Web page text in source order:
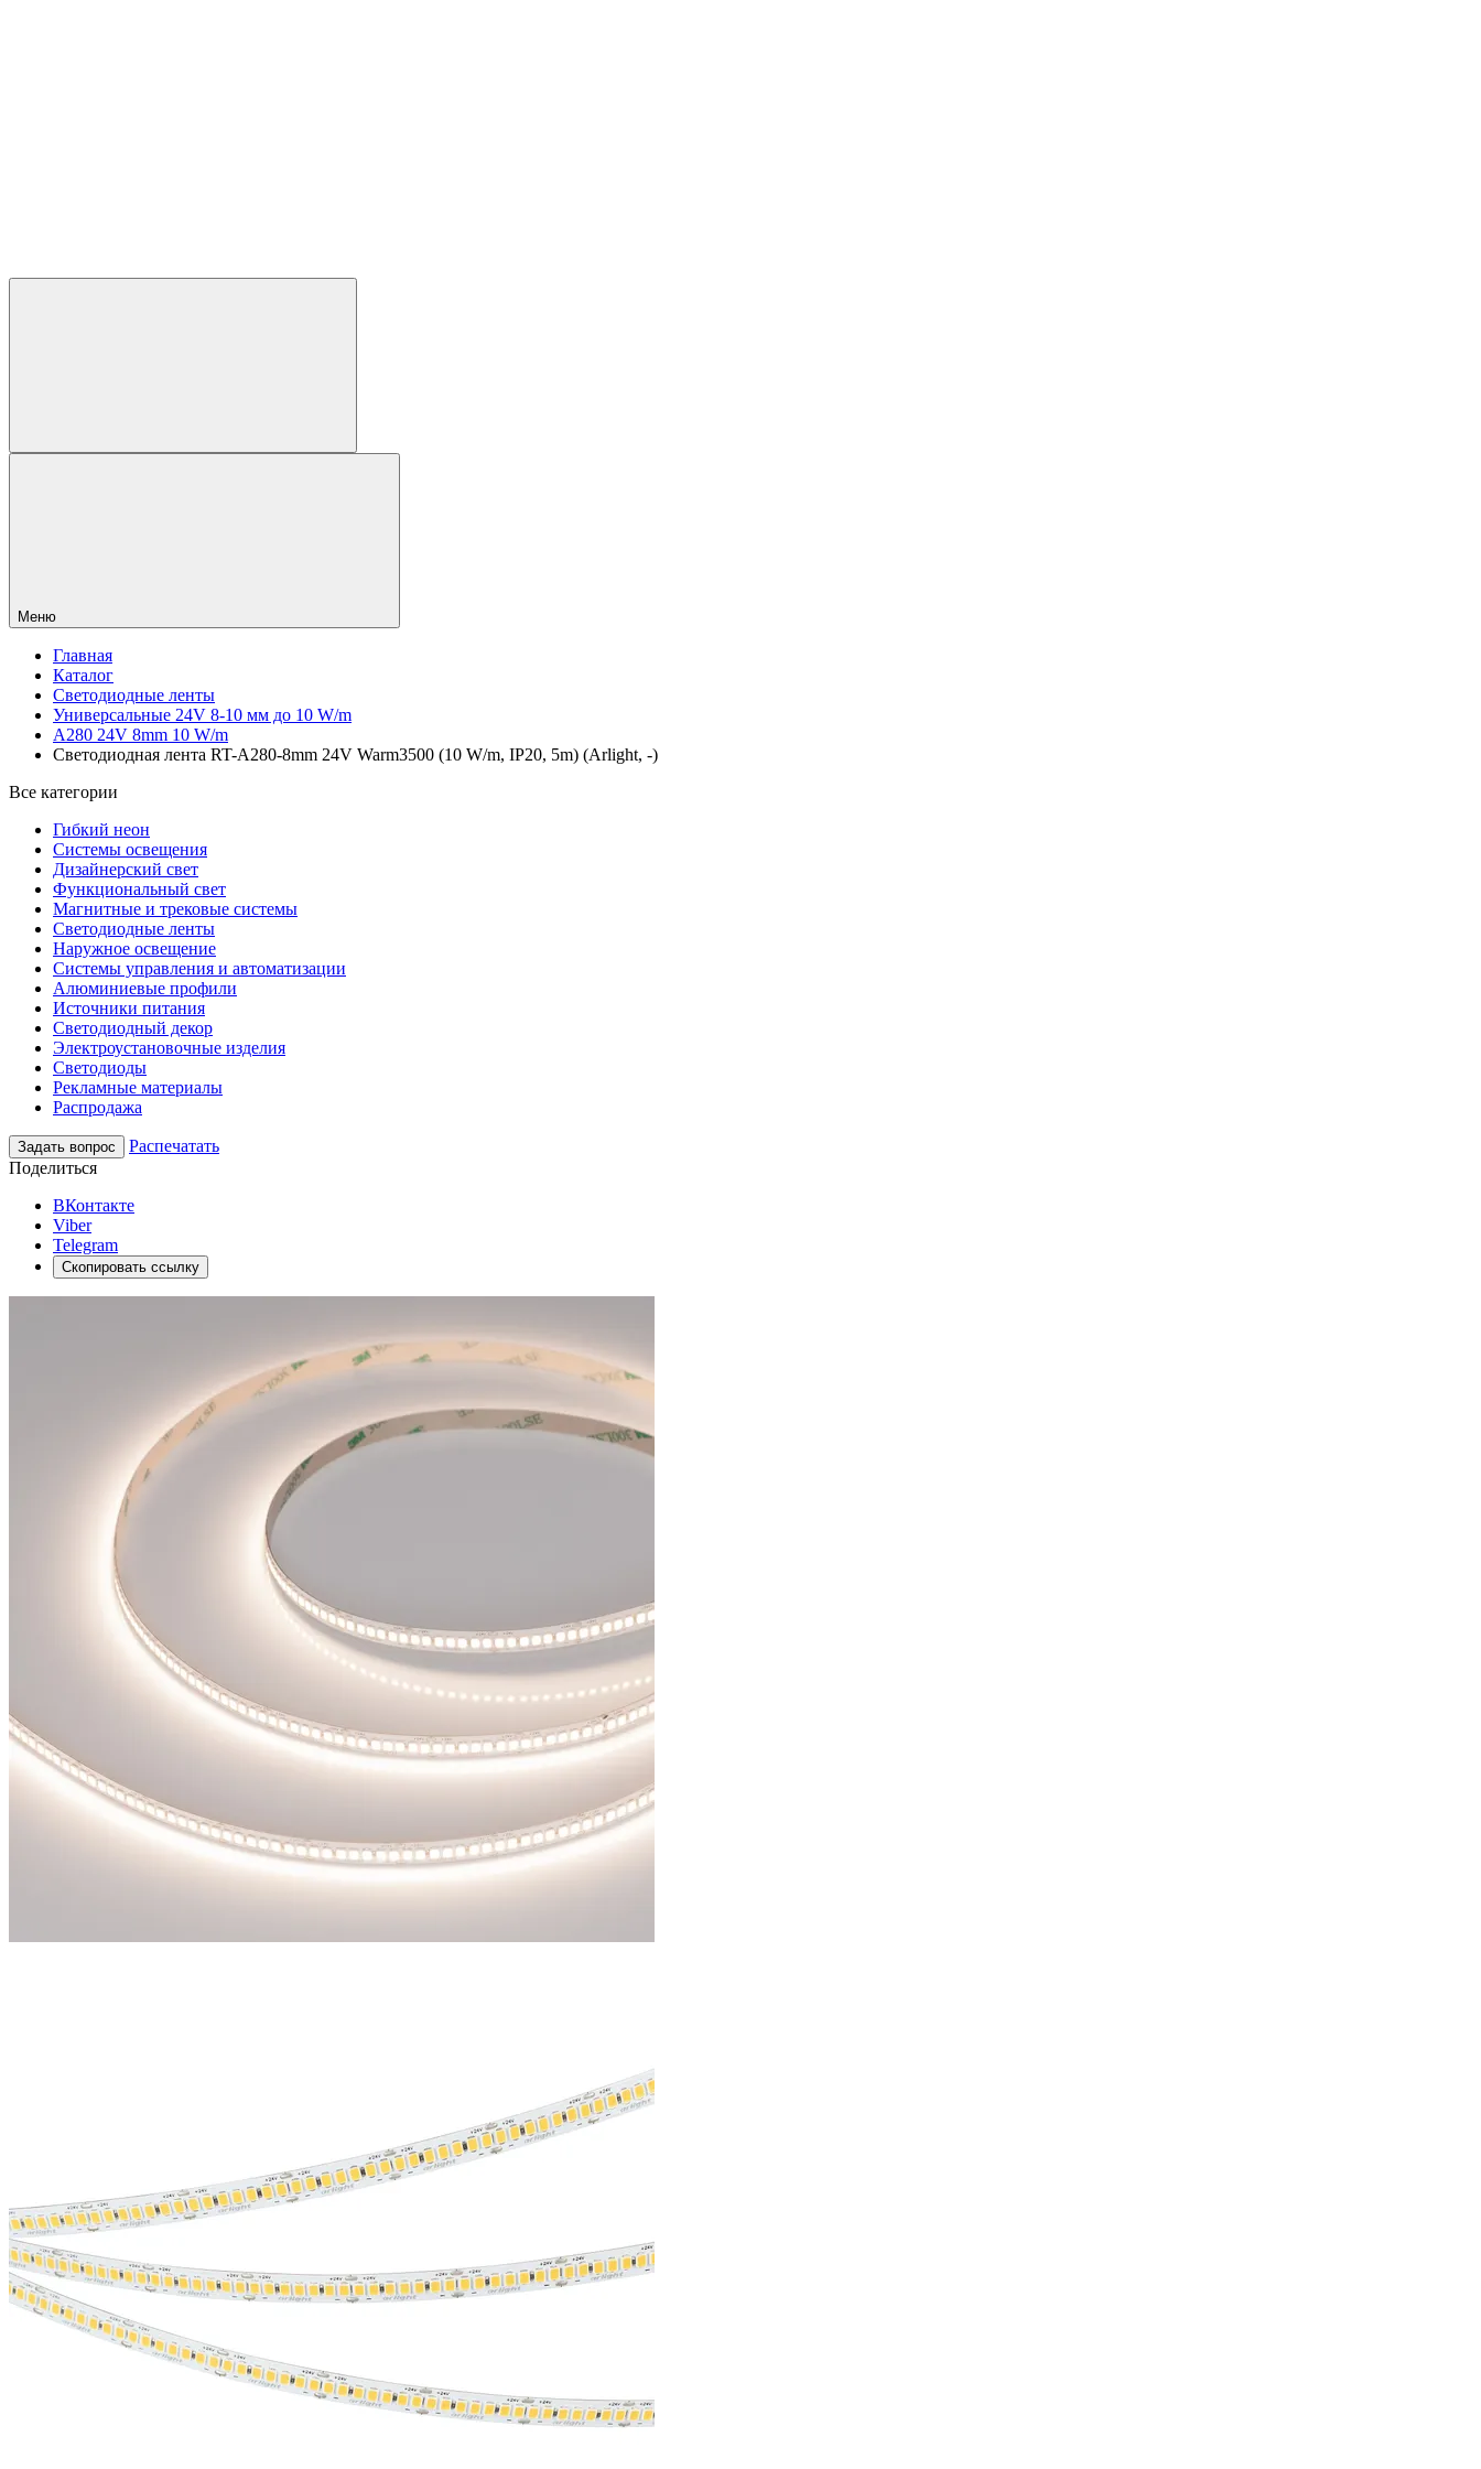
Меню
Главная
Каталог
Светодиодные ленты
Универсальные 24V 8-10 мм до 10 W/m
A280 24V 8mm 10 W/m
Светодиодная лента RT-A280-8mm 24V Warm3500 (10 W/m, IP20, 5m) (Arlight, -)
Все категории
Гибкий неон
Системы освещения
Дизайнерский свет
Функциональный свет
Магнитные и трековые системы
Светодиодные ленты
Наружное освещение
Системы управления и автоматизации
Алюминиевые профили
Источники питания
Светодиодный декор
Электроустановочные изделия
Светодиоды
Рекламные материалы
Распродажа
Задать вопрос
Распечатать
Поделиться
ВКонтакте
Viber
Telegram
Скопировать ссылку